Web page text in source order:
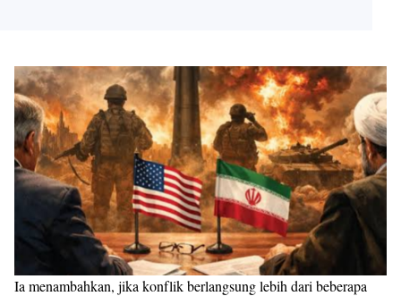
Ia menambahkan, jika konflik berlangsung lebih dari beberapa